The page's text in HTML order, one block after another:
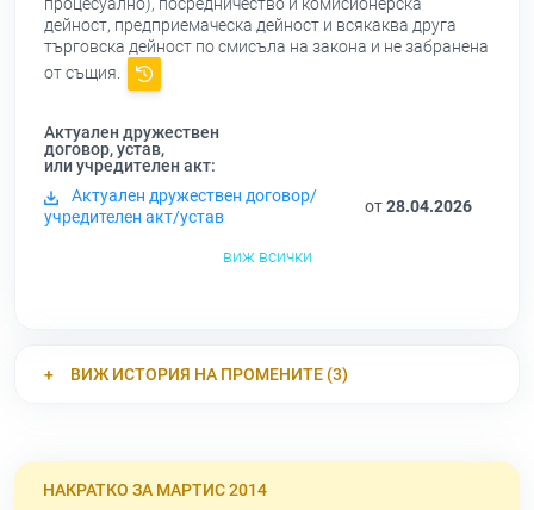
процесуално), посредничество и комисионерска
дейност, предприемаческа дейност и всякаква друга
търговска дейност по смисъла на закона и не забранена
от същия.
Актуален дружествен
договор, устав,
или учредителен акт:
Актуален дружествен договор/
учредителен акт/устав
от28.04.2026
виж всички
ВИЖ ИСТОРИЯ НА ПРОМЕНИТЕ (3)
НАКРАТКО ЗА МАРТИС 2014